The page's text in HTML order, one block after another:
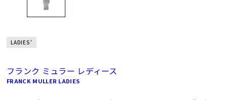
LADIES'
フランク ミュラー レディース
FRANCK MULLER LADIES